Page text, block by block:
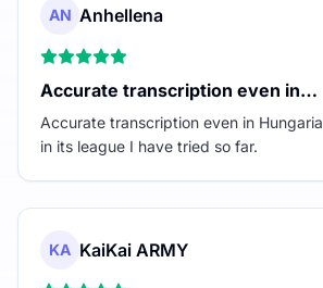
AN Anhellena
Accurate transcription even in…
Accurate transcription even in
in its league I have tried so far.
KA KaiKai ARMY